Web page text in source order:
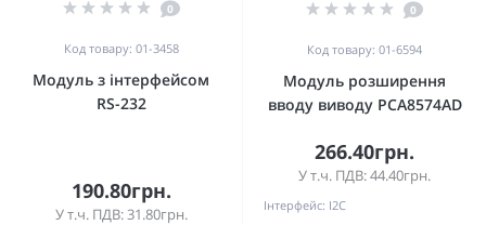
0
Код товару: 01-3458
Модуль з інтерфейсом
RS-232
190.80грн.
У т.ч. ПДВ: 31.80грн.
0
Код товару: 01-6594
Модуль розширення
вводу виводу PCA8574AD
266.40грн.
У т.ч. ПДВ: 44.40грн.
Інтерфейс: I2C